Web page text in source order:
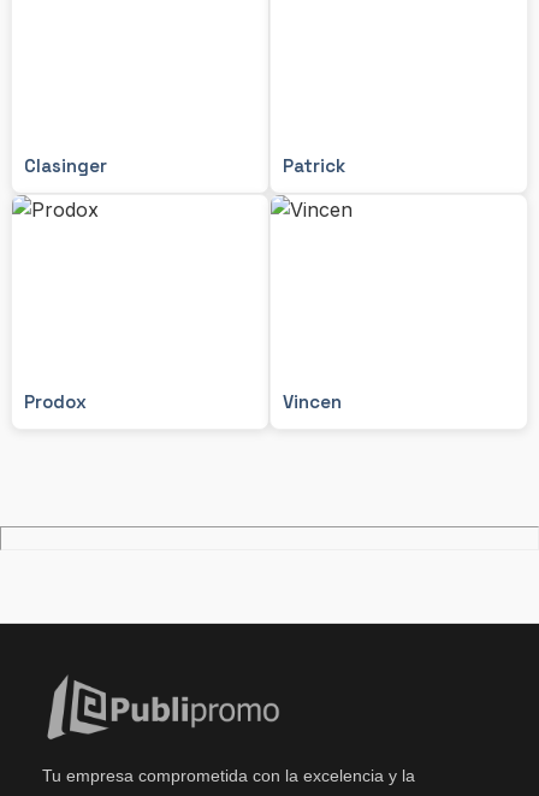
Clasinger Patrick
Prodox Vincen
Tu empresa comprometida con la excelencia y la